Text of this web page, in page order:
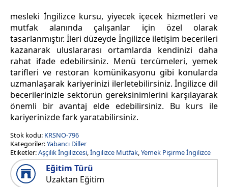
mesleki İngilizce kursu, yiyecek içecek hizmetleri ve
mutfak alanında çalışanlar için özel olarak
tasarlanmıştır. İleri düzeyde İngilizce iletişim becerileri
kazanarak uluslararası ortamlarda kendinizi daha
rahat ifade edebilirsiniz. Menü tercümeleri, yemek
tarifleri ve restoran komünikasyonu gibi konularda
uzmanlaşarak kariyerinizi ilerletebilirsiniz. İngilizce dil
becerilerinizle sektörün gereksinimlerini karşılayarak
önemli bir avantaj elde edebilirsiniz. Bu kurs ile
kariyerinizde fark yaratabilirsiniz.
Stok kodu: KRSNO-796
Kategoriler:Yabancı Diller
Etiketler:Aşçılık İngilizcesi,İngilizce Mutfak,Yemek Pişirme İngilizce
Eğitim Türü
Uzaktan Eğitim